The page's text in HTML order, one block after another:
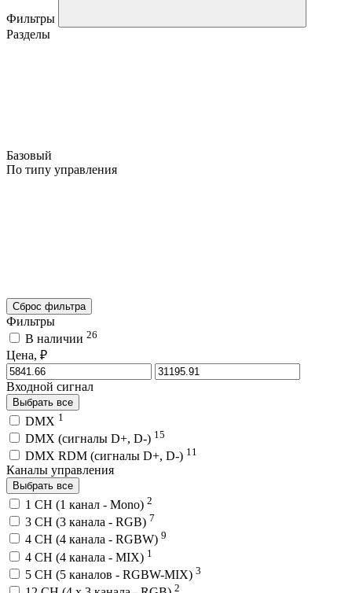
Фильтры
Разделы
Базовый
По типу управления
Сброс фильтра
Фильтры
В наличии 26
Цена, ₽
Входной сигнал
Выбрать все
DMX 1
DMX (сигналы D+, D-) 15
DMX RDM (сигналы D+, D-) 11
Каналы управления
Выбрать все
1 CH (1 канал - Mono) 2
3 CH (3 канала - RGB) 7
4 CH (4 канала - RGBW) 9
4 CH (4 канала - MIX) 1
5 CH (5 каналов - RGBW-MIX) 3
2